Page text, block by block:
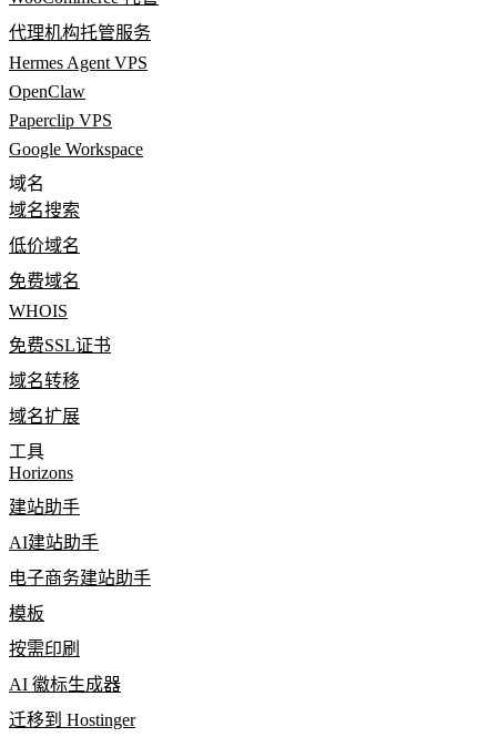
代理机构托管服务
Hermes Agent VPS
OpenClaw
Paperclip VPS
Google Workspace
域名
域名搜索
低价域名
免费域名
WHOIS
免费SSL证书
域名转移
域名扩展
工具
Horizons
建站助手
AI建站助手
电子商务建站助手
模板
按需印刷
AI 徽标生成器
迁移到 Hostinger